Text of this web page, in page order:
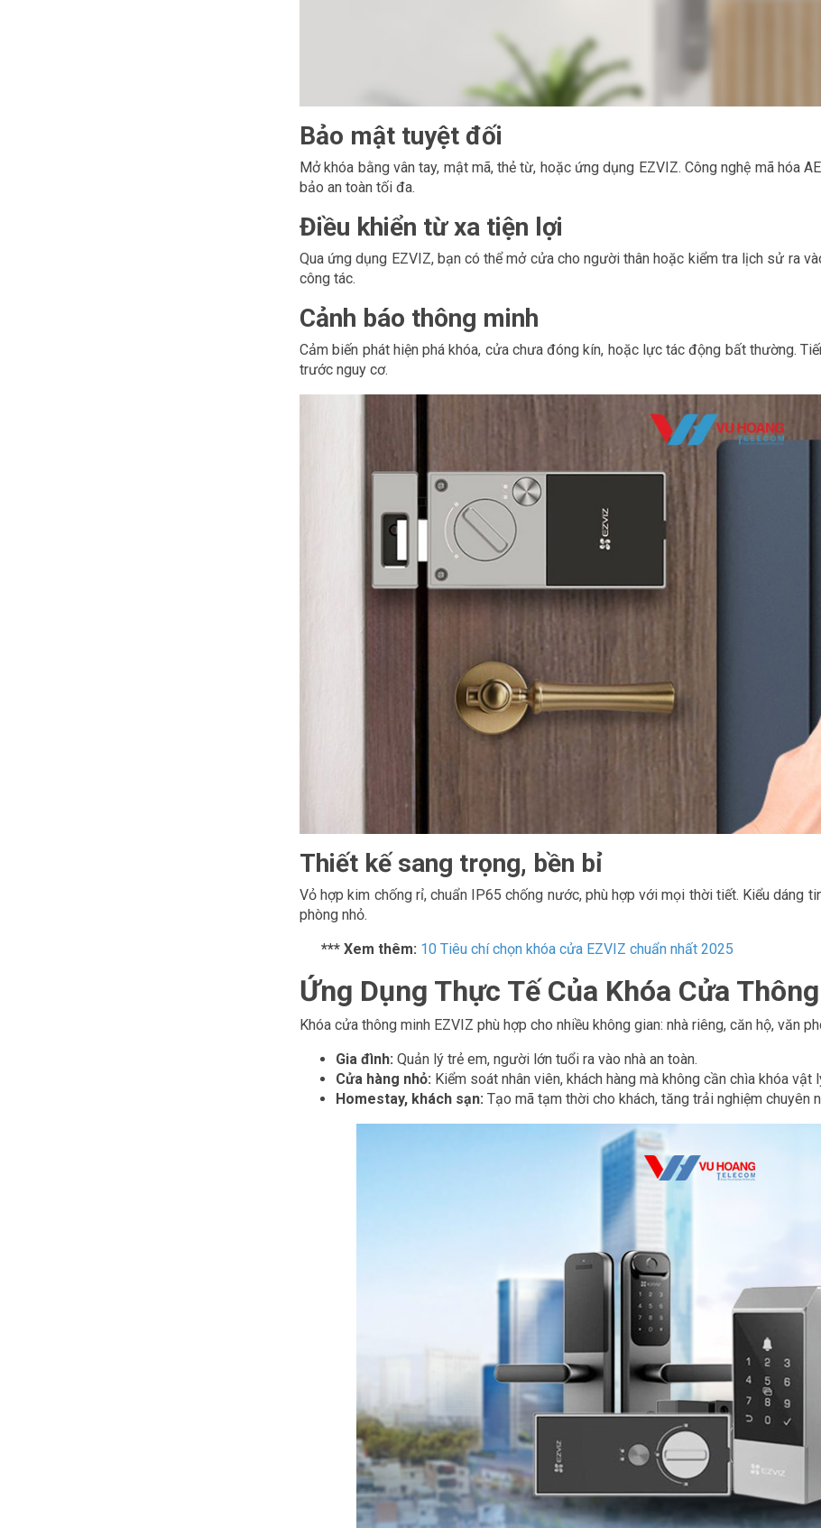
Bảo mật tuyệt đối
Mở khóa bằng vân tay, mật mã, thẻ từ, hoặc ứng dụng EZVIZ. Công nghệ mã hóa
bảo an toàn tối đa.
Điều khiển từ xa tiện lợi
Qua ứng dụng EZVIZ, bạn có thể mở cửa cho người thân hoặc kiểm tra lịch sử ra
công tác.
Cảnh báo thông minh
Cảm biến phát hiện phá khóa, cửa chưa đóng kín, hoặc lực tác động bất thường.
trước nguy cơ.
Thiết kế sang trọng, bền bỉ
Vỏ hợp kim chống rỉ, chuẩn IP65 chống nước, phù hợp với mọi thời tiết. Kiểu dáng
phòng nhỏ.
*** Xem thêm: 10 Tiêu chí chọn khóa cửa EZVIZ chuẩn nhất 2025
Ứng Dụng Thực Tế Của Khóa Cửa
Khóa cửa thông minh EZVIZ phù hợp cho nhiều không gian: nhà riêng, căn hộ, văn
Gia đình: Quản lý trẻ em, người lớn tuổi ra vào nhà an toàn.
Cửa hàng nhỏ: Kiểm soát nhân viên, khách hàng mà không cần chìa khóa vật
Homestay, khách sạn: Tạo mã tạm thời cho khách, tăng trải nghiệm chuyên